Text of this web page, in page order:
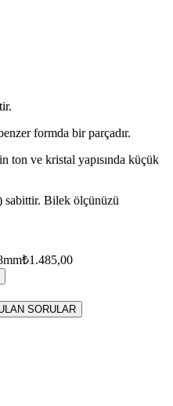
formda bir parçadır.
ton ve kristal yapısında küçük
sabittir. Bilek ölçünüzü
₺1.485,00
SORULAR